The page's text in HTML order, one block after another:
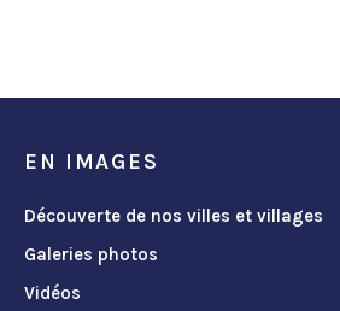
EN IMAGES
Découverte de nos villes et villages
Galeries photos
Vidéos